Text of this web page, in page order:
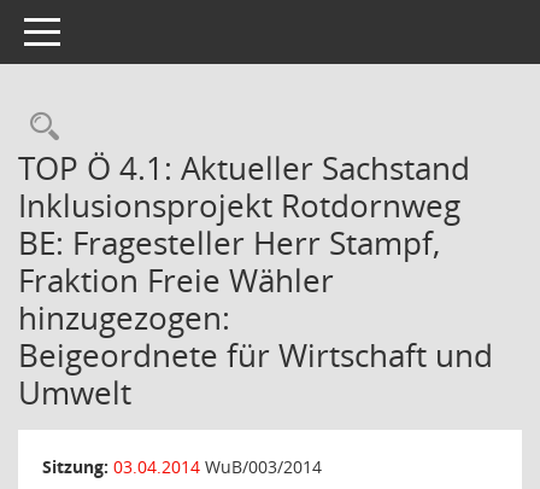
Toggle navigation
Rechercheauswahl
TOP Ö 4.1: Aktueller Sachstand
Inklusionsprojekt Rotdornweg
BE: Fragesteller Herr Stampf,
Fraktion Freie Wähler
hinzugezogen:
Beigeordnete für Wirtschaft und
Umwelt
Sitzung: 03.04.2014 WuB/003/2014